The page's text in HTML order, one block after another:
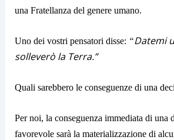
una Fratellanza del genere umano.
Uno dei vostri pensatori disse: “Datemi
solleverò la Terra.”
Quali sarebbero le conseguenze di una
Per noi, la conseguenza immediata di una
favorevole sarà la materializzazione di